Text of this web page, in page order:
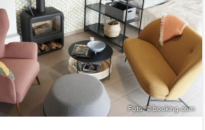
Foto: © booking.com